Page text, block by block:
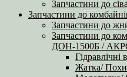
Запчастини до
Запчастини до
Запчастини до
Запчастини до
ДОН-1500Б /
Гідравлічні
Жатка/